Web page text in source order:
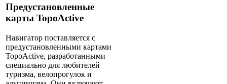
Предустановленные
карты TopoActive
Навигатор поставляется с
предустановленными картами
TopoActive, разработанными
специально для любителей
туризма, велопрогулок и